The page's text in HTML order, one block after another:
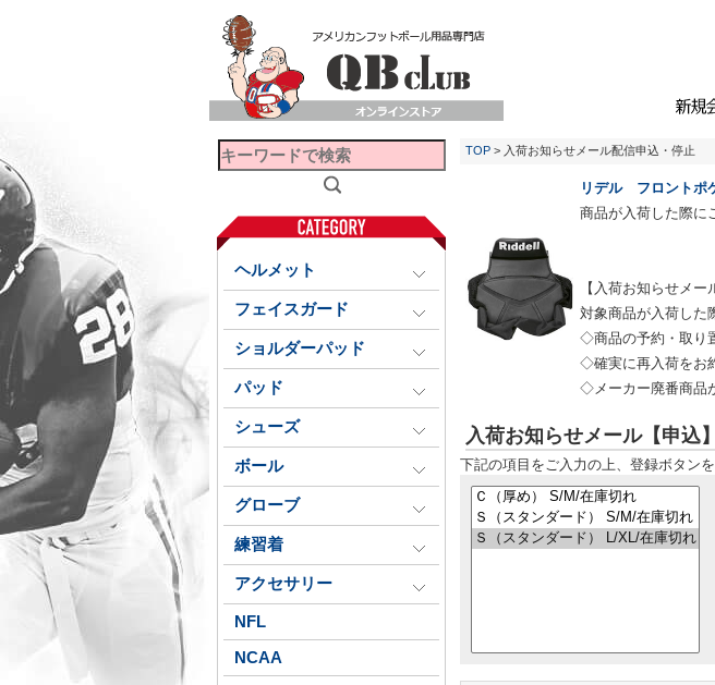
ヘルメット
フェイスガード
ショルダーパッド
パッド
シューズ
ボール
グローブ
練習着
アクセサリー
NFL
NCAA
TOP > 入荷お知らせメール配信申込・停止
リデル フロントポ
商品が入荷した際に
【入荷お知らせメー
対象商品が入荷した
◇商品の予約・取り
◇確実に再入荷をお
◇メーカー廃番商品
入荷お知らせメール【申込】
下記の項目をご入力の上、登録ボタン